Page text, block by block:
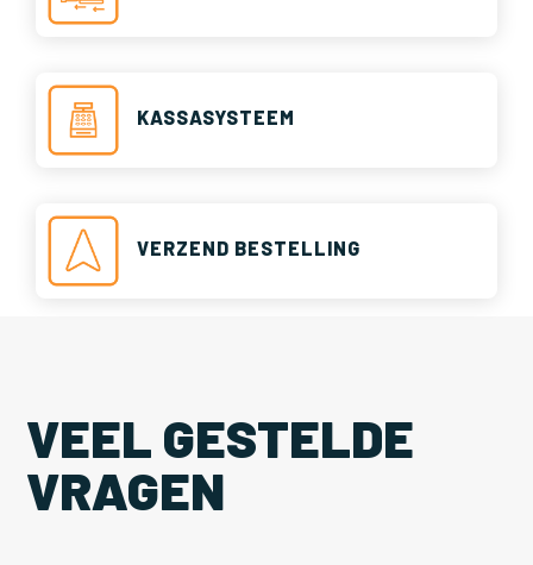
KASSASYSTEEM
VERZEND BESTELLING
VEEL GESTELDE
VRAGEN